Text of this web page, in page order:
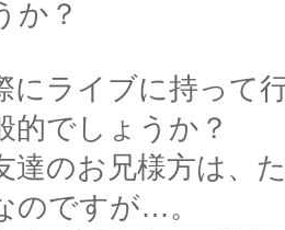
か？
にライブに持って
的でしょうか？
達のお兄様方は、
のですが…。